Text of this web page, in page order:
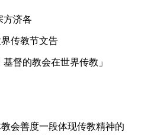
LATINE
方济各
传教节文告
督的教会在世界传教」
会善度一段体现传教精神的